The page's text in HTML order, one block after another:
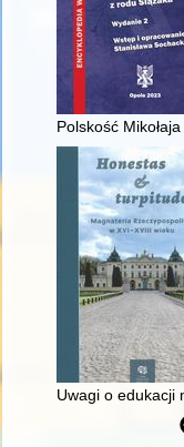
Polskość
Uwagi o edukacji